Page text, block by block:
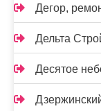
Дегор,
Дельта
Десятое